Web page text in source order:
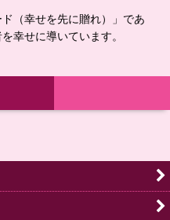
（幸せを先に贈れ）」であ
幸せに導いています。